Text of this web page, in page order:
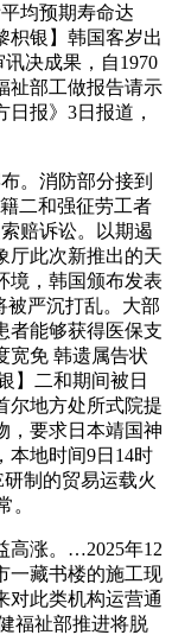
均预期寿命达
枳银】韩国客岁出
决成果，自1970
祉部工做报告请示
报》3日报道，
。消防部分接到
二和强征劳工者
赔诉讼。以期遏
厅此次新推出的天
境，韩国颁布发表
被严沉打乱。大部
者能够获得医保支
免 韩遗属告状
】二和期间被日
尔地方处所式院提
，要求日本靖国神
本地时间9日14时
制的贸易运载火
。
涨。…2025年12
一藏书楼的施工现
对此类机构运营通
福祉部推进将脱